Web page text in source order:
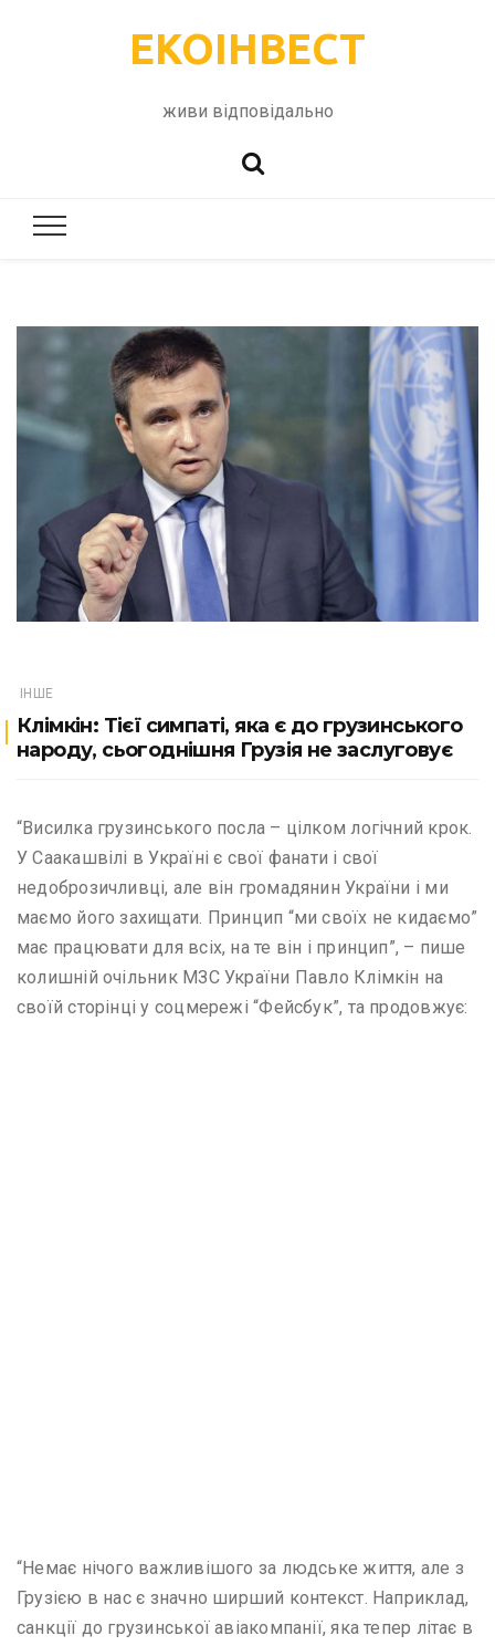
ЕКОІНВЕСТ
живи відповідально
ІНШЕ
Клімкін: Тієї симпаті, яка є до грузинського
народу, сьогоднішня Грузія не заслуговує
“Висилка грузинського посла – цілком логічний крок.
У Саакашвілі в Україні є свої фанати і свої
недоброзичливці, але він громадянин України і ми
маємо його захищати. Принцип “ми своїх не кидаємо”
має працювати для всіх, на те він і принцип”, – пише
колишній очільник МЗС України Павло Клімкін на
своїй сторінці у соцмережі “Фейсбук”, та продовжує:
“Немає нічого важливішого за людське життя, але з
Грузією в нас є значно ширший контекст. Наприклад,
санкції до грузинської авіакомпанії, яка тепер літає в